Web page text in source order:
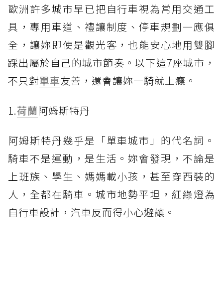
歐洲許多城市早已把自行車視為常用交通工
具，專用車道、禮讓制度、停車規劃一應俱
全，讓妳即使是觀光客，也能安心地用雙腳
踩出屬於自己的城市節奏。以下這7座城市，
不只對單車友善，還會讓妳一騎就上癮。
1.荷蘭阿姆斯特丹
阿姆斯特丹幾乎是「單車城市」的代名詞。
騎車不是運動，是生活。妳會發現，不論是
上班族、學生、媽媽載小孩，甚至穿西裝的
人，全都在騎車。城市地勢平坦，紅綠燈為
自行車設計，汽車反而得小心避讓。